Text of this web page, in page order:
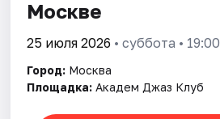
Площадки
Артисты
Рейтинги
Москве
25 июля 2026 • суббота • 19:00
Город: Москва
Площадка: Академ Джаз Клуб